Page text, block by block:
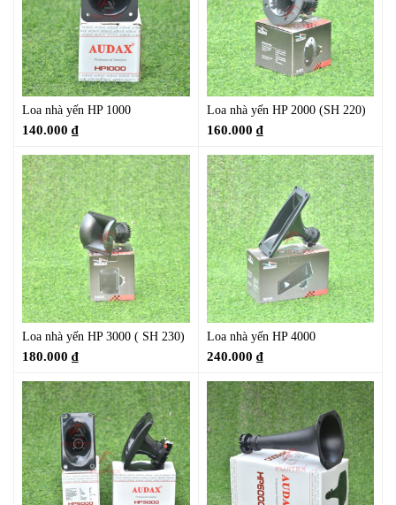
Loa nhà yến HP 1000
140.000 ₫
Loa nhà yến HP 2000 (SH 220)
160.000 ₫
Loa nhà yến HP 3000 ( SH 230)
180.000 ₫
Loa nhà yến HP 4000
240.000 ₫